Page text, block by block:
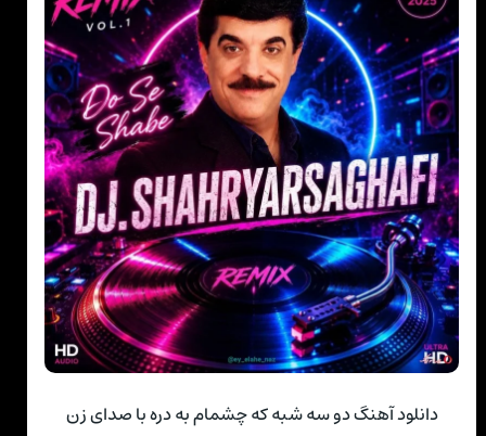
دانلود آهنگ دو سه شبه که چشمام به دره با صدای زن